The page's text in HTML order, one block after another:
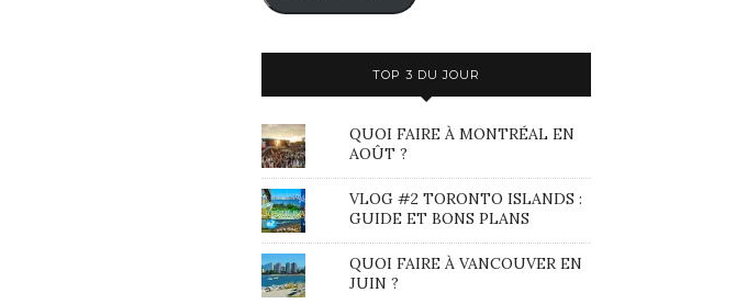
TOP 3 DU JOUR
QUOI FAIRE À MONTRÉAL EN
AOÛT ?
VLOG #2 TORONTO ISLANDS :
GUIDE ET BONS PLANS
QUOI FAIRE À VANCOUVER EN
JUIN ?